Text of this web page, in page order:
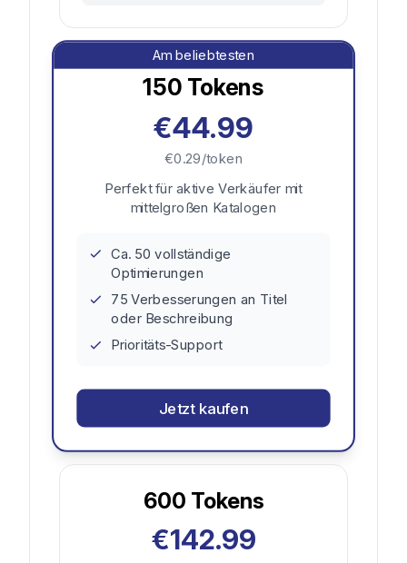
Am beliebtesten
150 Tokens
€44.99
€0.29/token
Perfekt für aktive Verkäufer mit
mittelgroßen Katalogen
Ca. 50 vollständige
Optimierungen
75 Verbesserungen an Titel
oder Beschreibung
Prioritäts-Support
Jetzt kaufen
600 Tokens
€142.99